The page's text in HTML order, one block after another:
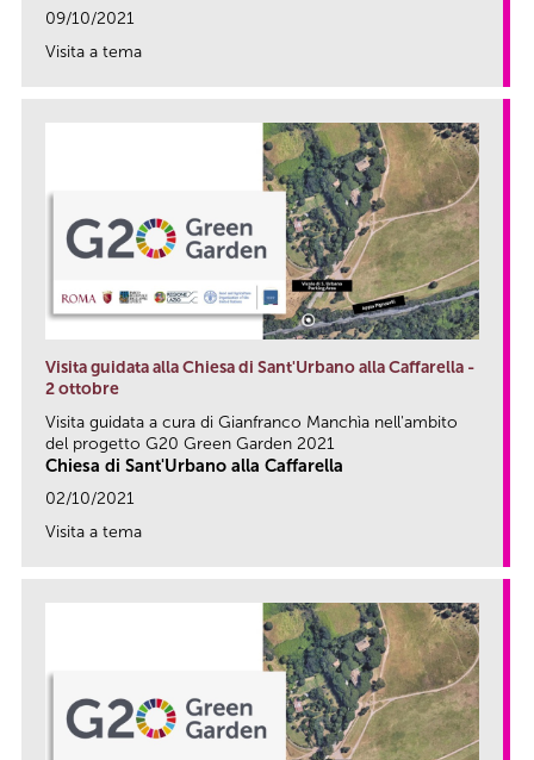
09/10/2021
Visita a tema
Visita guidata alla Chiesa di Sant'Urbano alla Caffarella -
2 ottobre
Visita guidata a cura di Gianfranco Manchìa nell'ambito
del progetto G20 Green Garden 2021
Chiesa di Sant'Urbano alla Caffarella
02/10/2021
Visita a tema